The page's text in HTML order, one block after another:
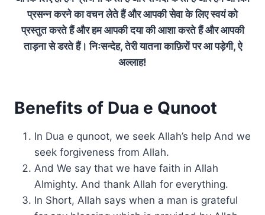
प्रसन्न करने का वचन लेते हैं और आपकी सेवा के लिए स्वयं को
प्रस्तुत करते हैं और हम आपकी दया की आशा करते हैं और आपकी
ताड़ना से डरते हैं। निःसन्देह, तेरी यातना काफ़िरों पर आ पड़ेगी, ऐ
अल्लाह!
Benefits of Dua e Qunoot
In Dua e qunoot, we seek Allah’s help And we
seek forgiveness from Allah.
And We say that we have faith in Allah
Almighty. And thank Allah for everything.
In Short, Allah says when a man is grateful